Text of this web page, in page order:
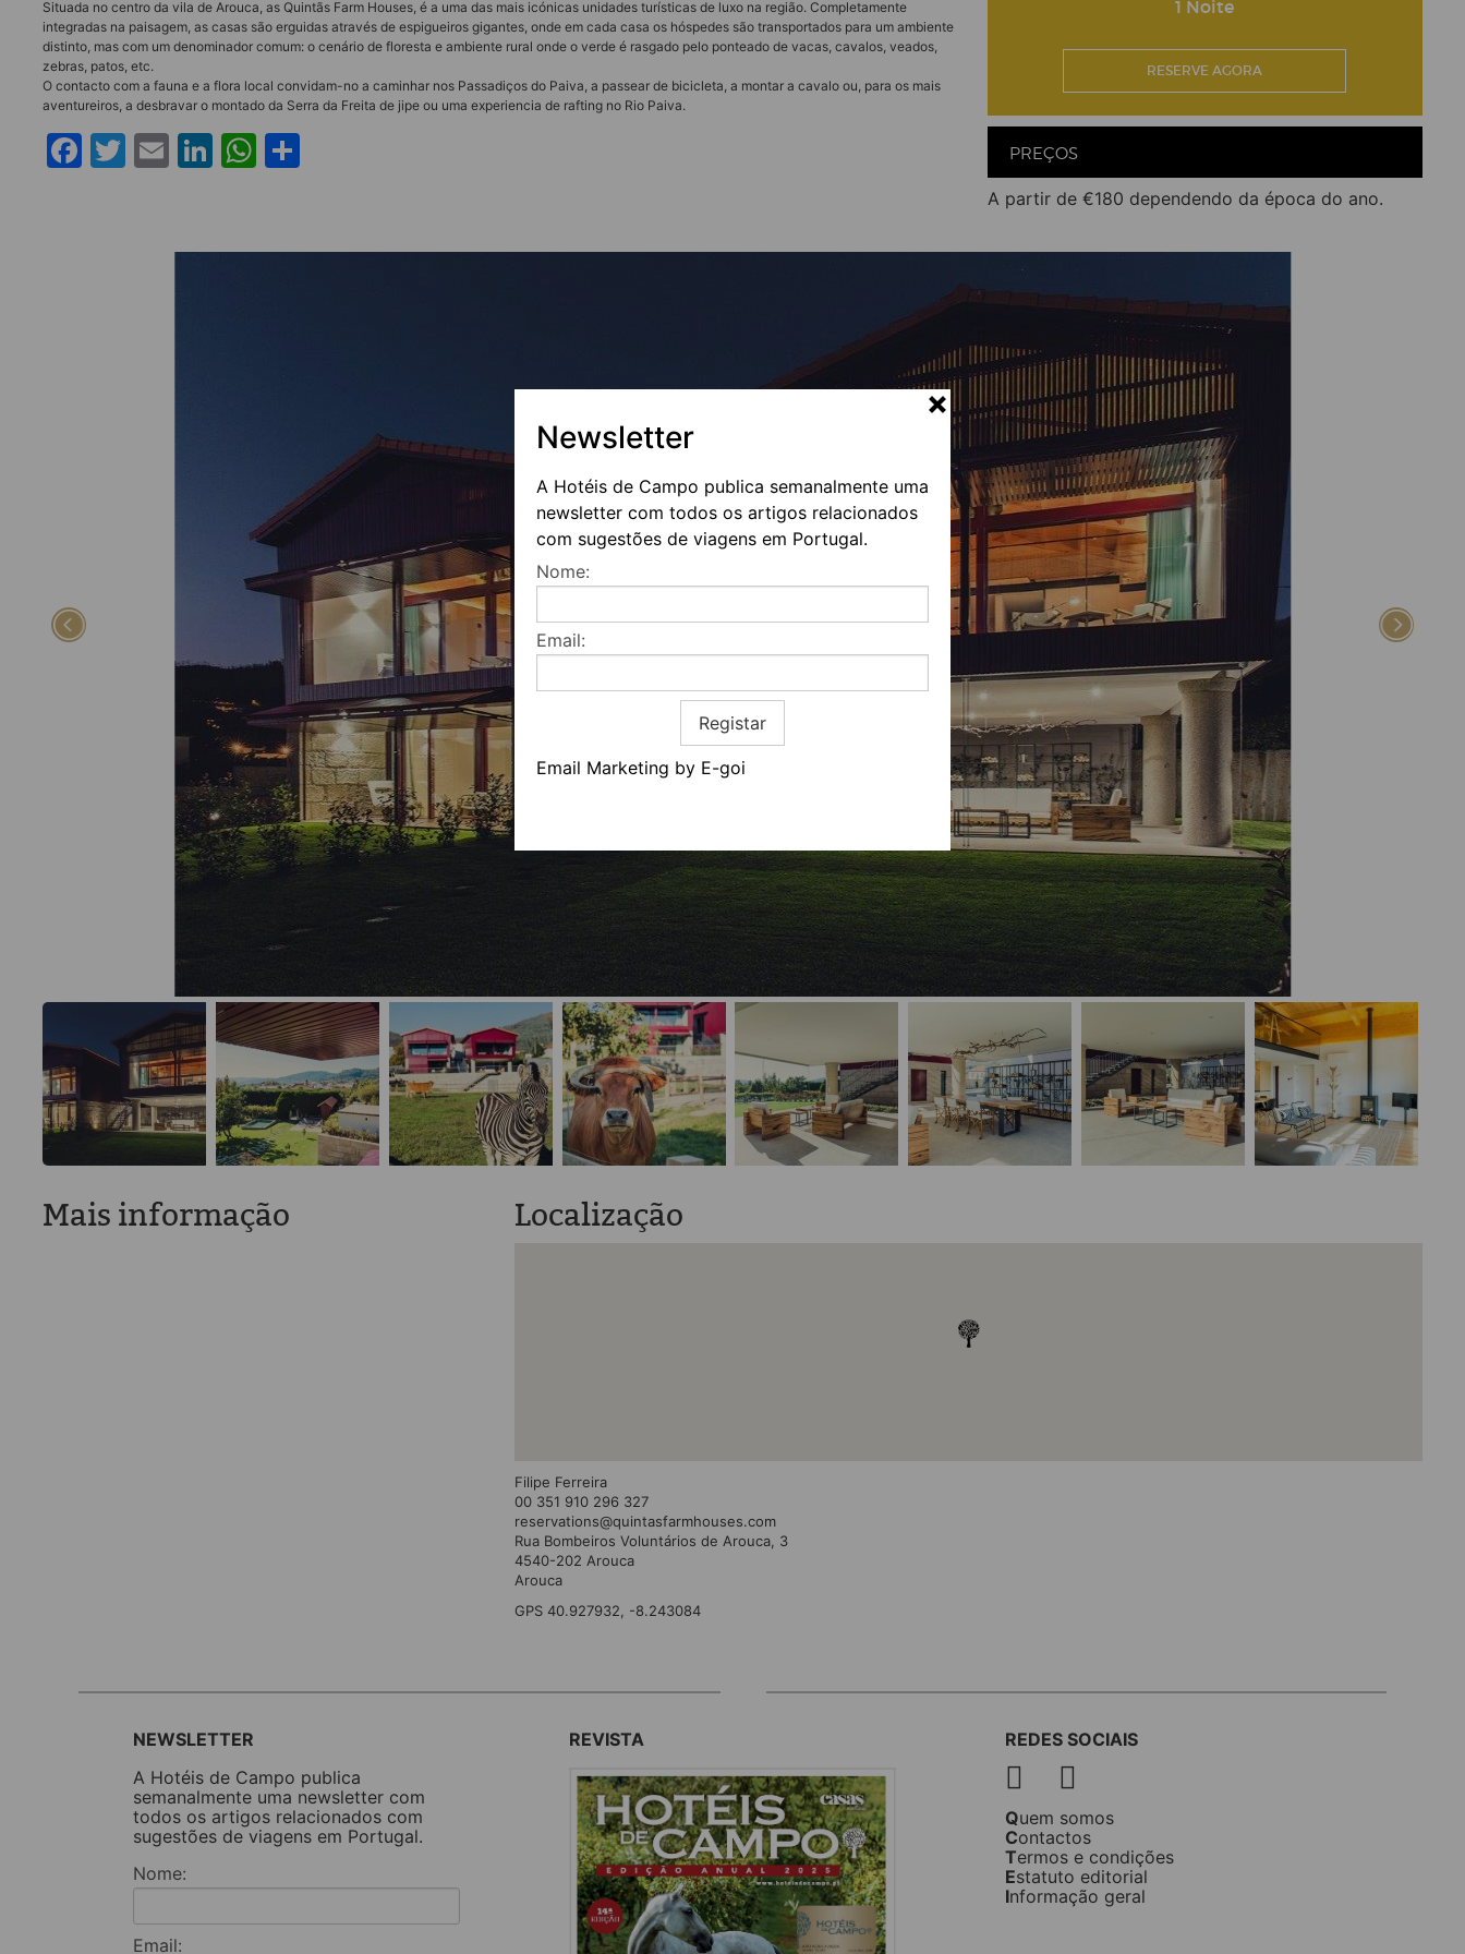
Newsletter
A Hotéis de Campo publica semanalmente uma
newsletter com todos os artigos relacionados
com sugestões de viagens em Portugal.
Nome:
Email:
Registar
Email Marketing by E-goi
Situada no centro da vila de Arouca, as Quintãs Farm Houses, é a uma das mais icónicas unidades turísticas de luxo na região. Completamente
integradas na paisagem, as casas são erguidas através de espigueiros gigantes, onde em cada casa os hóspedes são transportados para um ambiente
distinto, mas com um denominador comum: o cenário de floresta e ambiente rural onde o verde é rasgado pelo ponteado de vacas, cavalos, veados,
zebras, patos, etc.
O contacto com a fauna e a flora local convidam-no a caminhar nos Passadiços do Paiva, a passear de bicicleta, a montar a cavalo ou, para os mais
aventureiros, a desbravar o montado da Serra da Freita de jipe ou uma experiencia de rafting no Rio Paiva.
Facebook
Twitter
EmailLinkedIn
WhatsApp
1 Noite
RESERVE AGORA
PREÇOS
A partir de €180 dependendo da época do ano.
Mais informação Localização
Filipe Ferreira
00 351 910 296 327
reservations@quintasfarmhouses.com
Rua Bombeiros Voluntários de Arouca, 3
4540-202 Arouca
Arouca
GPS 40.927932, -8.243084
NEWSLETTER
A Hotéis de Campo publica
semanalmente uma newsletter com
todos os artigos relacionados com
sugestões de viagens em Portugal.
Nome:
Email:
REVISTA REDES SOCIAIS
Quem somos
Contactos
Termos e condições
Estatuto editorial
Informação geral